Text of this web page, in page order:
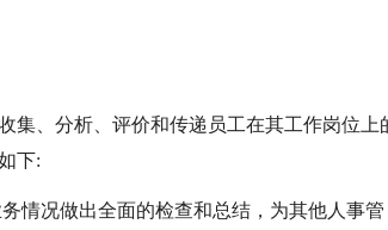
集、分析、评价和传递员工在其工作岗位上
下:
情况做出全面的检查和总结，为其他人事管